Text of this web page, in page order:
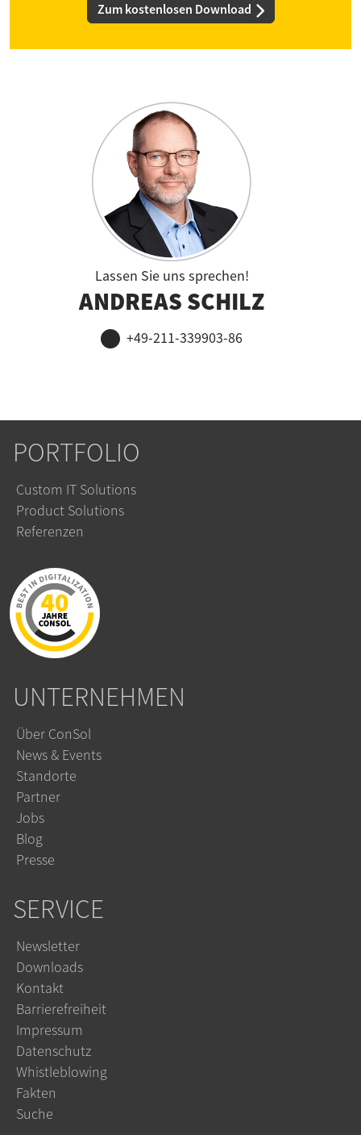
Zum kostenlosen Download
Lassen Sie uns sprechen!
ANDREAS SCHILZ
+49-211-339903-86
PORTFOLIO
Custom IT Solutions
Product Solutions
Referenzen
UNTERNEHMEN
Über ConSol
News & Events
Standorte
Partner
Jobs
Blog
Presse
SERVICE
Newsletter
Downloads
Kontakt
Barrierefreiheit
Impressum
Datenschutz
Whistleblowing
Fakten
Suche